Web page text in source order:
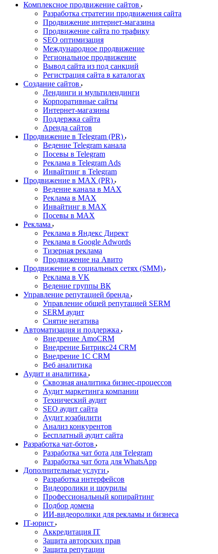
Комплексное продвижение сайтов
Разработка стратегии продвижения сайта
Продвижение интернет-магазина
Продвижение сайта по трафику
SEO оптимизация
Международное продвижение
Региональное продвижение
Вывод сайта из под санкций
Регистрация сайта в каталогах
Создание сайтов
Лендинги и мультилендинги
Корпоративные сайты
Интернет-магазины
Поддержка сайта
Аренда сайтов
Продвижение в Telegram (PR)
Ведение Telegram канала
Посевы в Telegram
Реклама в Telegram Ads
Инвайтинг в Telegram
Продвижение в MAX (PR)
Ведение канала в MAX
Реклама в MAX
Инвайтинг в MAX
Посевы в MAX
Реклама
Реклама в Яндекс Директ
Реклама в Google Adwords
Тизерная реклама
Продвижение на Авито
Продвижение в социальных сетях (SMM)
Реклама в VK
Ведение группы ВК
Управление репутацией бренда
Управление общей репутацией SERM
SERM аудит
Снятие негатива
Автоматизация и поддержка
Внедрение AmoCRM
Внедрение Битрикс24 CRM
Внедрение 1C CRM
Веб аналитика
Аудит и аналитика
Сквозная аналитика бизнес-процессов
Аудит маркетинга компании
Технический аудит
SEO аудит сайта
Аудит юзабилити
Анализ конкурентов
Бесплатный аудит сайта
Разработка чат-ботов
Разработка чат бота для Telegram
Разработка чат бота для WhatsApp
Дополнительные услуги
Разработка интерфейсов
Видеоролики и шоурилы
Профессиональный копирайтинг
Подбор домена
ИИ-видеоролики для рекламы и бизнеса
IT-юрист
Аккредитация IT
Защита авторских прав
Защита репутации